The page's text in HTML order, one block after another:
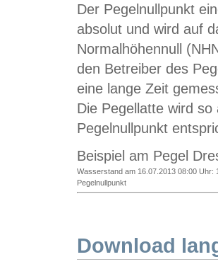
Der Pegelnullpunkt
absolut und wird auf
Normalhöhennull
den Betreiber des
eine lange Zeit
Die Pegellatte wird
Pegelnullpunkt
Beispiel am Pegel
Wasserstand am 16.07.2013 08:00 Uhr:
Pegelnullpunkt
Download